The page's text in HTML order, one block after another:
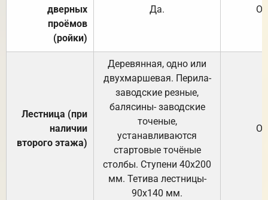
дверных
проёмов
(ройки)
Да.
Лестница (при
наличии
второго этажа)
Деревянная, одно или
двухмаршевая. Перила-
заводские резные,
балясины- заводские
точеные,
устанавливаются
стартовые точёные
столбы. Ступени 40х200
мм. Тетива лестницы-
90х140 мм.